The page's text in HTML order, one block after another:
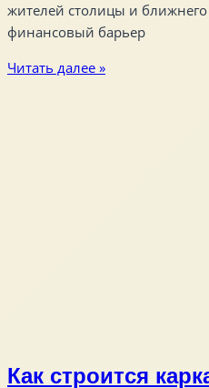
жителей столицы и
финансовый барьер
Читать далее »
Как строится